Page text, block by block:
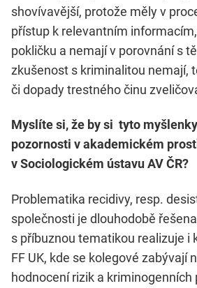
shovívavější, protože měly v
přístup k relevantním
pokličku a nemají v porovnání s
zkušenost s kriminalitou nemají,
či dopady trestného činu
Myslíte si, že by si tyto
pozornosti v akademickém
v Sociologickém ústavu AV ČR?
Problematika recidivy, resp.
společnosti je dlouhodobě
s příbuznou tematikou realizuje i
FF UK, kde se kolegové zabývají
hodnocení rizik a kriminogenních